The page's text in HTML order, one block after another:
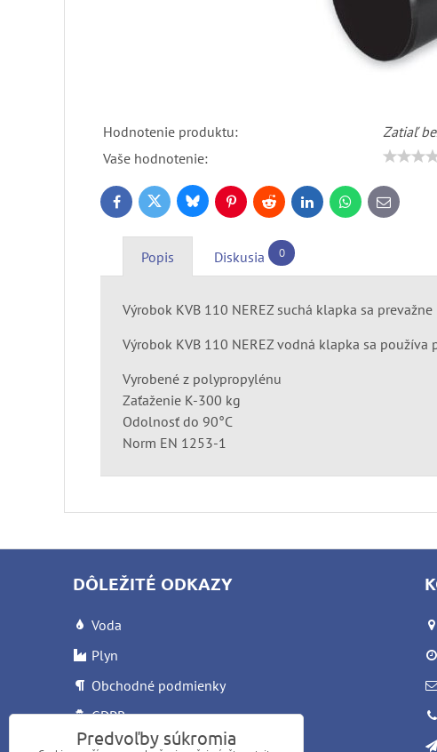
Hodnotenie produktu:
Zatiaľ
Vaše hodnotenie:
FacebookTwitter BlueskyPinterestReddit LinkedInWhatsApp
E-
mail
Popis Diskusia 0
Výrobok KVB 110 NEREZ suchá klapka sa
Výrobok KVB 110 NEREZ vodná klapka sa
Vyrobené z polypropylénu
Zaťaženie K-300 kg
Odolnosť do 90°C
Norm EN 1253-1
DÔLEŽITÉ ODKAZY
Voda
Plyn
Obchodné podmienky
GDPR
Reklamačný list
Predvoľby súkromia